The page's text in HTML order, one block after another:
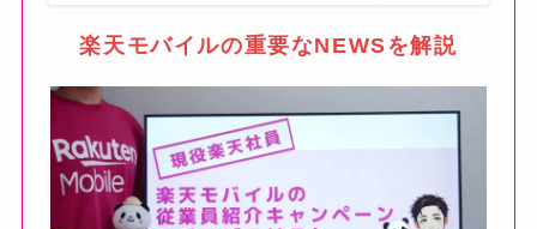
楽天モバイルの重要なNEWSを解説